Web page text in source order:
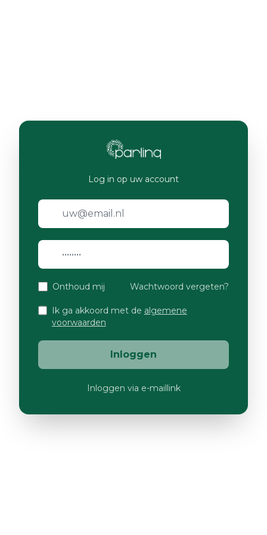
Log in op uw account
Onthoud mij Wachtwoord vergeten?
Ik ga akkoord met de algemene
voorwaarden
Inloggen
Inloggen via e-maillink